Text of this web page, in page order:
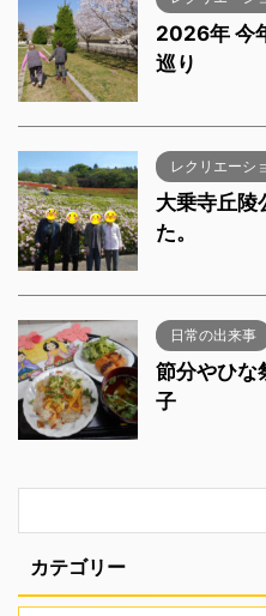
2026年 今
巡り
レクリエーシ
大乗寺丘陵
た。
日常の出来事
節分やひな
子
カテゴリー